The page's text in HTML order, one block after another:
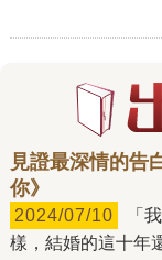
見證最深情的告
你》
2024/07/10
樣，結婚的這十年